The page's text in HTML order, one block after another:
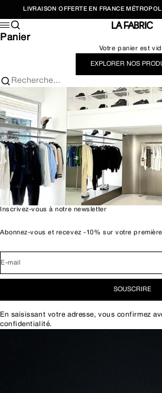
LIVRAISON OFFERTE EN FRANCE
LA
Menu
Recherche
Panier
Votre panier est
EXPLORER NOS
Recherche...
Inscrivez-vous à notre newsletter
Abonnez-vous et recevez -10% sur votre
E-mail
SOUSCRIRE
En saisissant votre adresse, vous confirmez
confidentialité.